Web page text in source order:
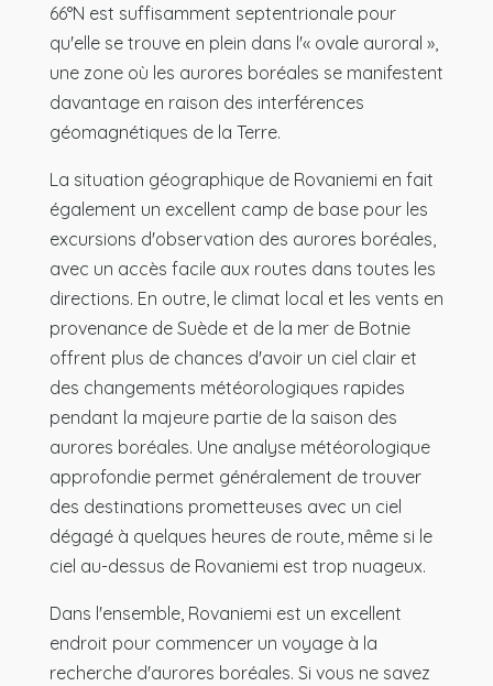
66°N est suffisamment septentrionale pour
qu'elle se trouve en plein dans l'« ovale auroral »,
une zone où les aurores boréales se manifestent
davantage en raison des interférences
géomagnétiques de la Terre.
La situation géographique de Rovaniemi en fait
également un excellent camp de base pour les
excursions d'observation des aurores boréales,
avec un accès facile aux routes dans toutes les
directions. En outre, le climat local et les vents en
provenance de Suède et de la mer de Botnie
offrent plus de chances d'avoir un ciel clair et
des changements météorologiques rapides
pendant la majeure partie de la saison des
aurores boréales. Une analyse météorologique
approfondie permet généralement de trouver
des destinations prometteuses avec un ciel
dégagé à quelques heures de route, même si le
ciel au-dessus de Rovaniemi est trop nuageux.
Dans l'ensemble, Rovaniemi est un excellent
endroit pour commencer un voyage à la
recherche d'aurores boréales. Si vous ne savez